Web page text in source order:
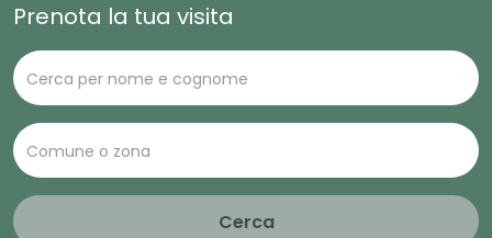
Prenota la tua visita
Cerca